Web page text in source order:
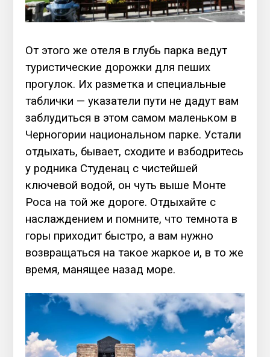
От этого же отеля в глубь парка ведут
туристические дорожки для пеших
прогулок. Их разметка и специальные
таблички — указатели пути не дадут вам
заблудиться в этом самом маленьком в
Черногории национальном парке. Устали
отдыхать, бывает, сходите и взбодритесь
у родника Студенац с чистейшей
ключевой водой, он чуть выше Монте
Роса на той же дороге. Отдыхайте с
наслаждением и помните, что темнота в
горы приходит быстро, а вам нужно
возвращаться на такое жаркое и, в то же
время, манящее назад море.